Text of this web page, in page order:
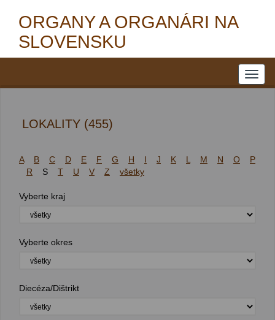
ORGANY A ORGANÁRI NA
SLOVENSKU
LOKALITY (455)
A B C D E F G H I J K L M N O
P
R S T U V Z všetky
Vyberte kraj
Vyberte okres
Diecéza/Dištrikt